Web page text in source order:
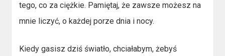
tego, co za ciężkie. Pamiętaj, że zawsze możesz na
mnie liczyć, o każdej porze dnia i nocy.
Kiedy gasisz dziś światło, chciałabym, żebyś